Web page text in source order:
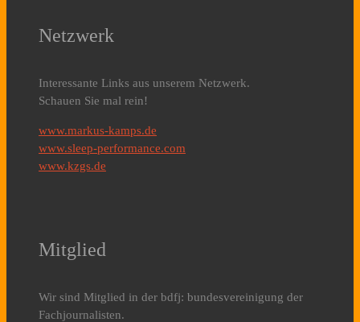
Netzwerk
Interessante Links aus unserem Netzwerk.
Schauen Sie mal rein!
www.markus-kamps.de
www.sleep-performance.com
www.kzgs.de
Mitglied
Wir sind Mitglied in der bdfj: bundesvereinigung der
Fachjournalisten.